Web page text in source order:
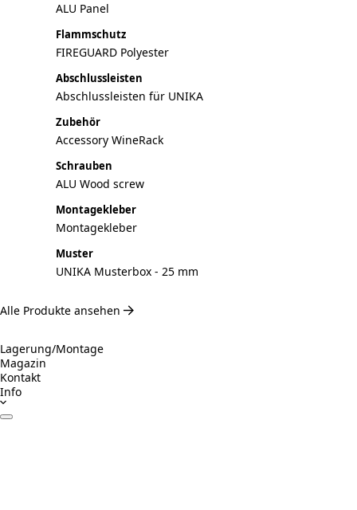
ALU Panel
Flammschutz
FIREGUARD Polyester
Abschlussleisten
Abschlussleisten für UNIKA
Zubehör
Accessory WineRack
Schrauben
ALU Wood screw
Montagekleber
Montagekleber
Muster
UNIKA Musterbox - 25 mm
Alle Produkte ansehen
Lagerung/Montage
Magazin
Kontakt
Info